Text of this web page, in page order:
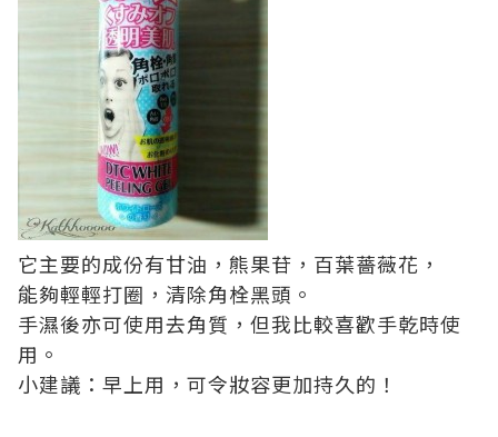
它主要的成份有甘油，熊果苷，百葉薔薇花，
能夠輕輕打圈，清除角栓黑頭。
手濕後亦可使用去角質，但我比較喜歡手乾時使
用。
小建議：早上用，可令妝容更加持久的！